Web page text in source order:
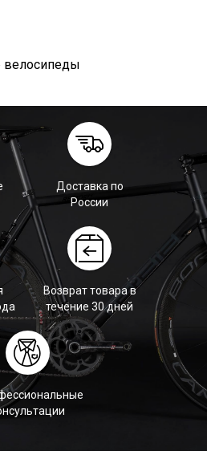
велосипеды
Доставка по
России
Возврат товара в
течение 30 дней